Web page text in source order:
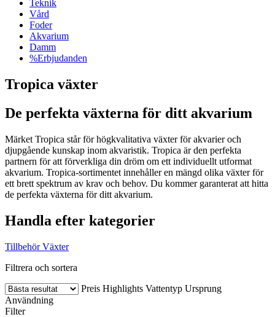
Teknik
Vård
Foder
Akvarium
Damm
%Erbjudanden
Tropica växter
De perfekta växterna för ditt akvarium
Märket Tropica står för högkvalitativa växter för akvarier och
djupgående kunskap inom akvaristik. Tropica är den perfekta
partnern för att förverkliga din dröm om ett individuellt utformat
akvarium. Tropica-sortimentet innehåller en mängd olika växter för
ett brett spektrum av krav och behov. Du kommer garanterat att hitta
de perfekta växterna för ditt akvarium.
Handla efter kategorier
Tillbehör Växter
Filtrera och sortera
Preis Highlights Vattentyp Ursprung
Användning
Filter